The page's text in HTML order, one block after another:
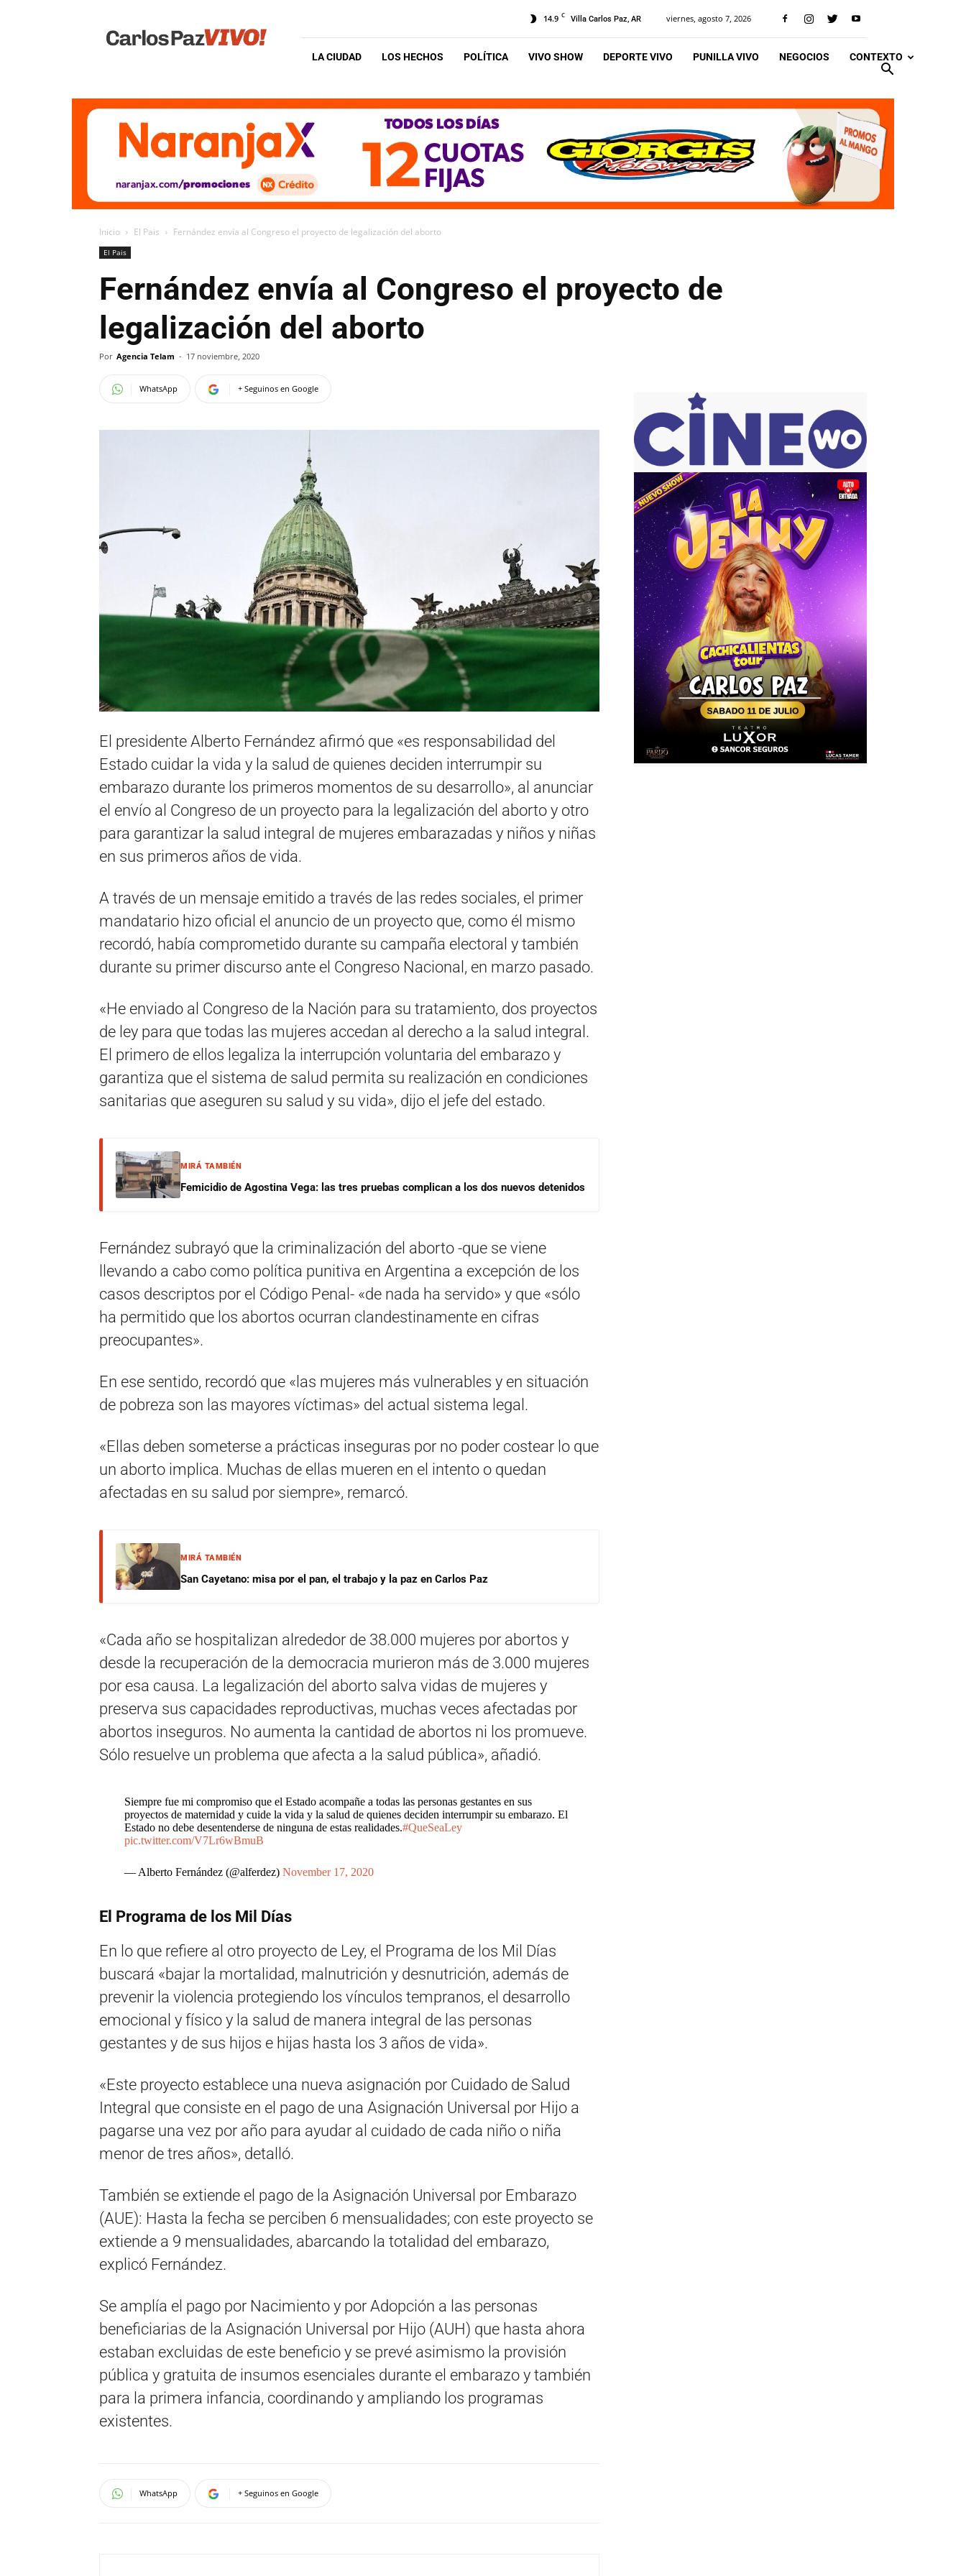
Vivo
14.9 C Villa Carlos Paz, AR viernes, agosto 7, 2026
LA CIUDAD LOS HECHOS POLÍTICA VIVO SHOW DEPORTE VIVO PUNILLA VIVO NEGOCIOS CONTEXTO
Inicio El Pais Fernández envía al Congreso el proyecto de legalización del aborto
El Pais
Fernández envía al Congreso el proyecto de
legalización del aborto
Por Agencia Telam - 17 noviembre, 2020
WhatsApp + Seguinos en Google
El presidente Alberto Fernández afirmó que «es responsabilidad del
Estado cuidar la vida y la salud de quienes deciden interrumpir su
embarazo durante los primeros momentos de su desarrollo», al anunciar
el envío al Congreso de un proyecto para la legalización del aborto y otro
para garantizar la salud integral de mujeres embarazadas y niños y niñas
en sus primeros años de vida.
A través de un mensaje emitido a través de las redes sociales, el primer
mandatario hizo oficial el anuncio de un proyecto que, como él mismo
recordó, había comprometido durante su campaña electoral y también
durante su primer discurso ante el Congreso Nacional, en marzo pasado.
«He enviado al Congreso de la Nación para su tratamiento, dos proyectos
de ley para que todas las mujeres accedan al derecho a la salud integral.
El primero de ellos legaliza la interrupción voluntaria del embarazo y
garantiza que el sistema de salud permita su realización en condiciones
sanitarias que aseguren su salud y su vida», dijo el jefe del estado.
MIRÁ TAMBIÉN
Femicidio de Agostina Vega: las tres pruebas complican a los dos nuevos detenidos
Fernández subrayó que la criminalización del aborto -que se viene
llevando a cabo como política punitiva en Argentina a excepción de los
casos descriptos por el Código Penal- «de nada ha servido» y que «sólo
ha permitido que los abortos ocurran clandestinamente en cifras
preocupantes».
En ese sentido, recordó que «las mujeres más vulnerables y en situación
de pobreza son las mayores víctimas» del actual sistema legal.
«Ellas deben someterse a prácticas inseguras por no poder costear lo que
un aborto implica. Muchas de ellas mueren en el intento o quedan
afectadas en su salud por siempre», remarcó.
MIRÁ TAMBIÉN
San Cayetano: misa por el pan, el trabajo y la paz en Carlos Paz
«Cada año se hospitalizan alrededor de 38.000 mujeres por abortos y
desde la recuperación de la democracia murieron más de 3.000 mujeres
por esa causa. La legalización del aborto salva vidas de mujeres y
preserva sus capacidades reproductivas, muchas veces afectadas por
abortos inseguros. No aumenta la cantidad de abortos ni los promueve.
Sólo resuelve un problema que afecta a la salud pública», añadió.
Siempre fue mi compromiso que el Estado acompañe a todas las personas gestantes en sus
proyectos de maternidad y cuide la vida y la salud de quienes deciden interrumpir su embarazo. El
Estado no debe desentenderse de ninguna de estas realidades.#QueSeaLey
pic.twitter.com/V7Lr6wBmuB
— Alberto Fernández (@alferdez) November 17, 2020
El Programa de los Mil Días
En lo que refiere al otro proyecto de Ley, el Programa de los Mil Días
buscará «bajar la mortalidad, malnutrición y desnutrición, además de
prevenir la violencia protegiendo los vínculos tempranos, el desarrollo
emocional y físico y la salud de manera integral de las personas
gestantes y de sus hijos e hijas hasta los 3 años de vida».
«Este proyecto establece una nueva asignación por Cuidado de Salud
Integral que consiste en el pago de una Asignación Universal por Hijo a
pagarse una vez por año para ayudar al cuidado de cada niño o niña
menor de tres años», detalló.
También se extiende el pago de la Asignación Universal por Embarazo
(AUE): Hasta la fecha se perciben 6 mensualidades; con este proyecto se
extiende a 9 mensualidades, abarcando la totalidad del embarazo,
explicó Fernández.
Se amplía el pago por Nacimiento y por Adopción a las personas
beneficiarias de la Asignación Universal por Hijo (AUH) que hasta ahora
estaban excluidas de este beneficio y se prevé asimismo la provisión
pública y gratuita de insumos esenciales durante el embarazo y también
para la primera infancia, coordinando y ampliando los programas
existentes.
WhatsApp + Seguinos en Google